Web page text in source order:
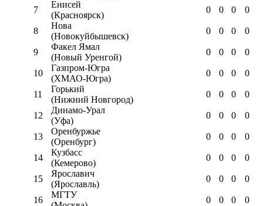
7
Енисей
(Красноярск)
0 0 0 0
8
Нова
(Новокуйбышевск)
0 0 0 0
9
Факел Ямал
(Новый Уренгой)
0 0 0 0
10
Газпром-Югра
(ХМАО-Югра)
0 0 0 0
11
Горький
(Нижний Новгород)
0 0 0 0
12
Динамо-Урал
(Уфа)
0 0 0 0
13
Оренбуржье
(Оренбург)
0 0 0 0
14
Кузбасс
(Кемерово)
0 0 0 0
15
Ярославич
(Ярославль)
0 0 0 0
16
МГТУ
0 0 0
0